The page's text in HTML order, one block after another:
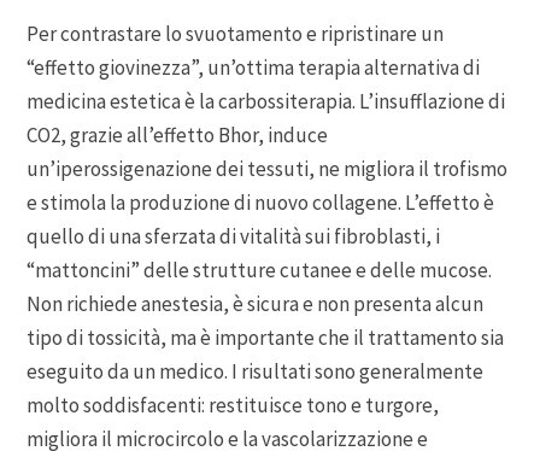
Per contrastare lo svuotamento e ripristinare un
“effetto giovinezza”, un’ottima terapia alternativa di
medicina estetica è la carbossiterapia. L’insufflazione di
CO2, grazie all’effetto Bhor, induce
un’iperossigenazione dei tessuti, ne migliora il trofismo
e stimola la produzione di nuovo collagene. L’effetto è
quello di una sferzata di vitalità sui fibroblasti, i
“mattoncini” delle strutture cutanee e delle mucose.
Non richiede anestesia, è sicura e non presenta alcun
tipo di tossicità, ma è importante che il trattamento sia
eseguito da un medico. I risultati sono generalmente
molto soddisfacenti: restituisce tono e turgore,
migliora il microcircolo e la vascolarizzazione e